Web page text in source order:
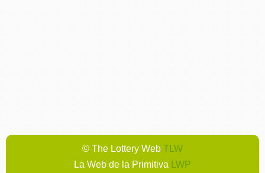
© The Lottery Web TLW
La Web de la Primitiva LWP